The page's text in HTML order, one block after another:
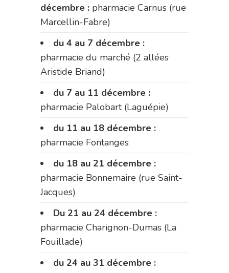
décembre : pharmacie Carnus (rue
Marcellin-Fabre)
du 4 au 7 décembre :
pharmacie du marché (2 allées
Aristide Briand)
du 7 au 11 décembre :
pharmacie Palobart (Laguépie)
du 11 au 18 décembre :
pharmacie Fontanges
du 18 au 21 décembre :
pharmacie Bonnemaire (rue Saint-
Jacques)
Du 21 au 24 décembre :
pharmacie Charignon-Dumas (La
Fouillade)
du 24 au 31 décembre :